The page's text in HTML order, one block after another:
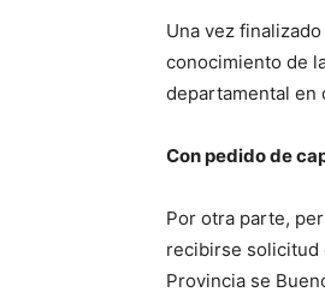
Una vez
conocimiento de
departamental en
Con pedido de
Por otra parte,
recibirse solicitud
Provincia se